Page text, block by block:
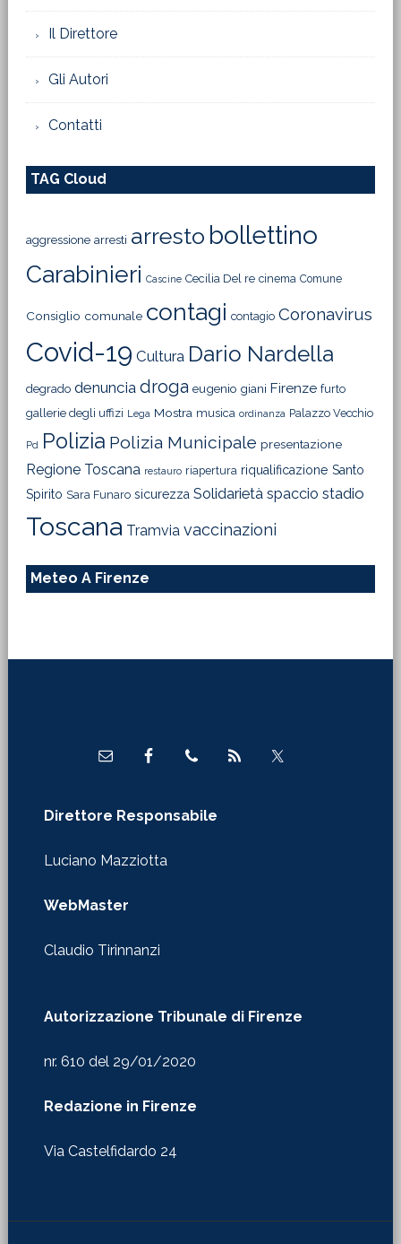
Il Direttore
Gli Autori
Contatti
TAG Cloud
aggressione arresti arresto bollettino
Carabinieri Cascine Cecilia Del re cinema Comune
Consiglio comunale contagi contagio Coronavirus
Covid-19 Cultura Dario Nardella
degrado denuncia droga eugenio giani Firenze furto
gallerie degli uffizi Lega Mostra musica ordinanza Palazzo Vecchio
Pd Polizia Polizia Municipale presentazione
Regione Toscana restauro riapertura riqualificazione Santo
Spirito Sara Funaro sicurezza Solidarietà spaccio stadio
Toscana Tramvia vaccinazioni
Meteo A Firenze
Direttore Responsabile
Luciano Mazziotta
WebMaster
Claudio Tirinnanzi
Autorizzazione Tribunale di Firenze
nr. 610 del 29/01/2020
Redazione in Firenze
Via Castelfidardo 24